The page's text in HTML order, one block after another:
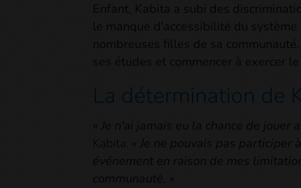
Enfant, Kabita a subi des
le manque d'accessibilité du
nombreuses filles de sa
ses études et commencer à exercer
La détermination de
« Je n'ai jamais eu la chance de
Kabita. « Je ne pouvais pas
événement en raison de mes
communauté. »